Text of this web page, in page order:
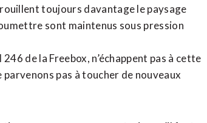
toujours davantage le paysage
sont maintenus sous pression
de la Freebox, n’échappent pas à cette
pas à toucher de nouveaux